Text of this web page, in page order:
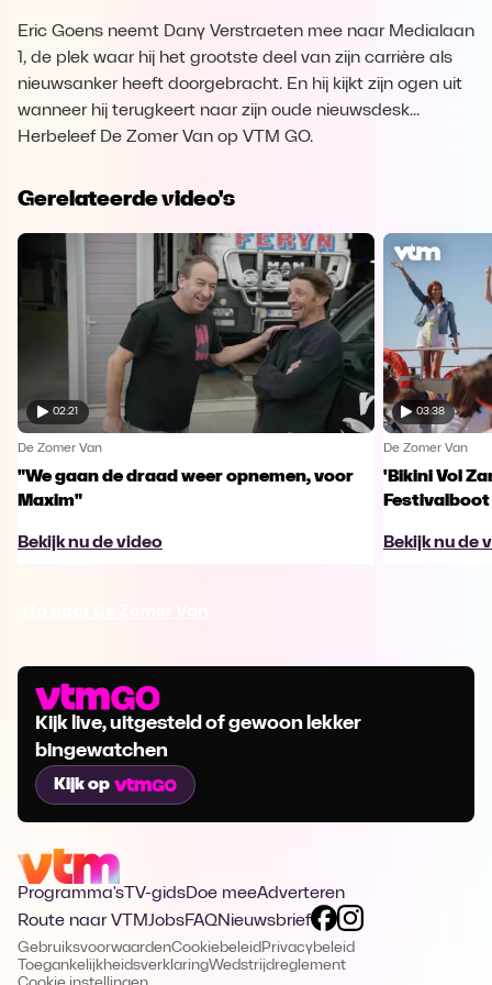
Eric Goens neemt Dany Verstraeten mee naar Medialaan
1, de plek waar hij het grootste deel van zijn carrière als
nieuwsanker heeft doorgebracht. En hij kijkt zijn ogen uit
wanneer hij terugkeert naar zijn oude nieuwsdesk...
Herbeleef De Zomer Van op VTM GO.
Gerelateerde video's
02:21
De Zomer Van
"We gaan de draad weer opnemen, voor
Maxim"
Bekijk nu de video
03:38
De Zomer Van
'Bikini Vol
Festivalboot
Bekijk nu de
Kijk live, uitgesteld of gewoon lekker
bingewatchen
Kijk op
Programma's TV-gidsDoe meeAdverteren
Route naar VTMJobsFAQNieuwsbrief
GebruiksvoorwaardenCookiebeleid Privacybeleid
ToegankelijkheidsverklaringWedstrijdreglement